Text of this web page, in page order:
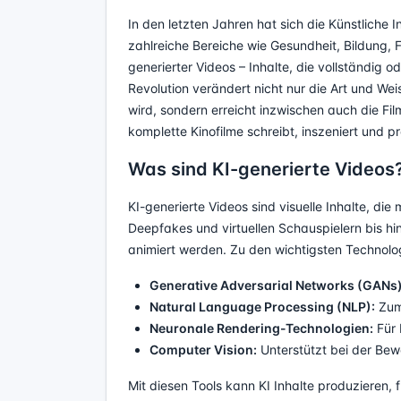
In den letzten Jahren hat sich die Künstliche
zahlreiche Bereiche wie Gesundheit,
generierter Videos – Inhalte, die vollständig
Revolution verändert nicht nur die Art und
wird, sondern erreicht inzwischen auch die
komplette Kinofilme schreibt, inszeniert und
Was sind KI-generierte
KI-generierte Videos sind visuelle Inhalte, die
Deepfakes und virtuellen Schauspielern bis
animiert werden. Zu den wichtigsten
Generative Adversarial Networks
Natural Language Processing (NLP):
Neuronale Rendering-Technologien: Für
Computer Vision: Unterstützt bei der
Mit diesen Tools kann KI Inhalte